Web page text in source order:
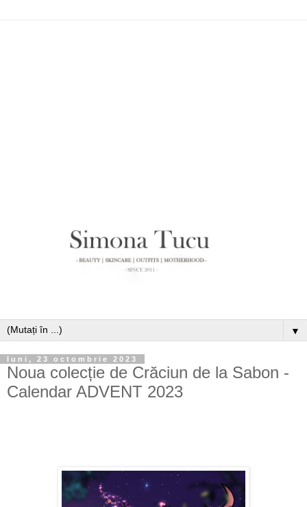
▼
luni, 23 octombrie 2023
Noua colecție de Crăciun de la Sabon -
Calendar ADVENT 2023